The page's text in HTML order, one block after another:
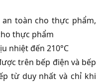
an toàn cho thực phẩm,
thực phẩm
nhiệt đến 210°C
trên bếp điện và bếp
từ duy nhất và chỉ khi